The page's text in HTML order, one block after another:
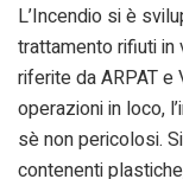
L’Incendio si è
trattamento rifiuti in
riferite da ARPAT
operazioni in loco,
sè non pericolosi.
contenenti